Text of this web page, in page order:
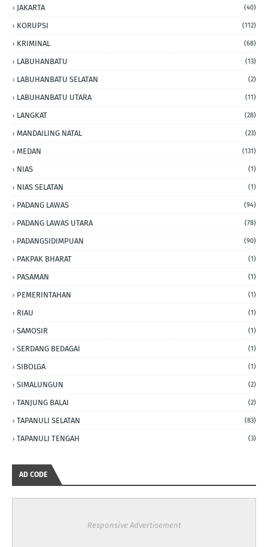
JAKARTA (40)
KORUPSI (112)
KRIMINAL (68)
LABUHANBATU (13)
LABUHANBATU SELATAN (2)
LABUHANBATU UTARA (11)
LANGKAT (28)
MANDAILING NATAL (23)
MEDAN (131)
NIAS (1)
NIAS SELATAN (1)
PADANG LAWAS (94)
PADANG LAWAS UTARA (78)
PADANGSIDIMPUAN (90)
PAKPAK BHARAT (1)
PASAMAN (1)
PEMERINTAHAN (1)
RIAU (1)
SAMOSIR (1)
SERDANG BEDAGAI (1)
SIBOLGA (1)
SIMALUNGUN (2)
TANJUNG BALAI (2)
TAPANULI SELATAN (83)
TAPANULI TENGAH (3)
AD CODE
Responsive Advertisement